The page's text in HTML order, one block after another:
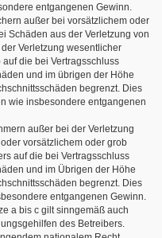
entgangenen Gewinn.
außer bei vorsätzlichem oder
Schäden aus der Verletzung von
Verletzung wesentlicher
die bei Vertragsschluss
und im übrigen der Höhe
begrenzt. Dies
wie insbesondere entgangenen
außer bei der Verletzung
vorsätzlichem oder grob
auf die bei Vertragsschluss
und im Übrigen der Höhe
begrenzt. Dies
entgangenen Gewinn.
a bis c gilt sinngemäß auch
des Betreibers.